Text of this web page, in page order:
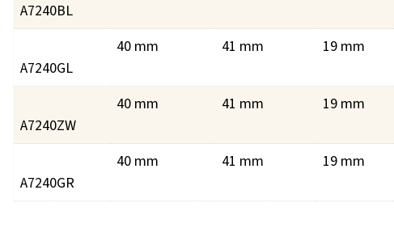
A7240BL
A7240GL
40 mm 41 mm 19 mm
A7240ZW
40 mm 41 mm 19 mm
A7240GR
40 mm 41 mm 19 mm